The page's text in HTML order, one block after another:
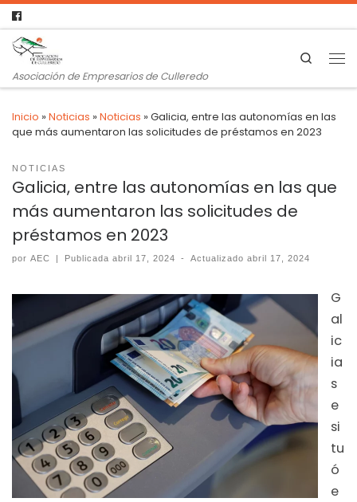
Asociación de Empresarios de Culleredo
Search
Inicio »Noticias »Noticias »Galicia, entre las autonomías en las
que más aumentaron las solicitudes de préstamos en 2023
NOTICIAS
Galicia, entre las autonomías en las que
más aumentaron las solicitudes de
préstamos en 2023
por AEC | Publicadaabril 17, 2024 - Actualizadoabril 17, 2024
G
al
ic
ia
s
e
si
tu
ó
e